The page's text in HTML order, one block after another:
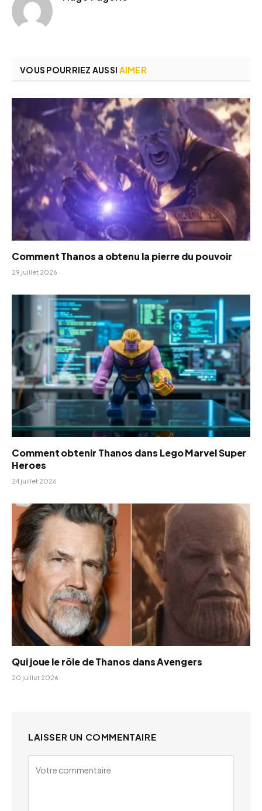
VOUS POURRIEZ AUSSI AIMER
Comment Thanos a obtenu la pierre du pouvoir
29 juillet 2026
Comment obtenir Thanos dans Lego Marvel Super
Heroes
24 juillet 2026
Qui joue le rôle de Thanos dans Avengers
20 juillet 2026
LAISSER UN COMMENTAIRE